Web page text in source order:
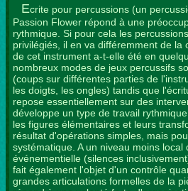
Ecrite pour percussions (un
Passion Flower répond à une
rythmique. Si pour cela les
privilégiés, il en va différemment de la
de cet instrument a-t-elle été en
nombreux modes de jeux percussifs
(coups sur différentes parties de
les doigts, les ongles) tandis que
repose essentiellement sur des
développe un type de travail
les figures élémentaires et leurs
résultat d'opérations simples, mais
systématique. A un niveau moins
événementielle (silences
fait également l'objet d'un contrôle
grandes articulations formelles de la